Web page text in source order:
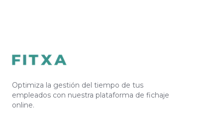
Optimiza la gestión del tiempo de tus
empleados con nuestra plataforma de fichaje
online.